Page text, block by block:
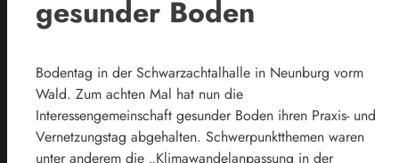
gesunder Boden
Bodentag in der Schwarzachtalhalle in Neunburg vorm
Wald. Zum achten Mal hat nun die
Interessengemeinschaft gesunder Boden ihren Praxis- und
Vernetzungstag abgehalten. Schwerpunktthemen waren
unter anderem die „Klimawandelanpassung in der